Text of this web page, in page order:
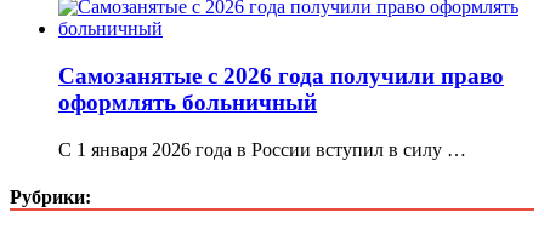
Самозанятые с 2026 года получили право
оформлять больничный
С 1 января 2026 года в России вступил в силу …
Рубрики: